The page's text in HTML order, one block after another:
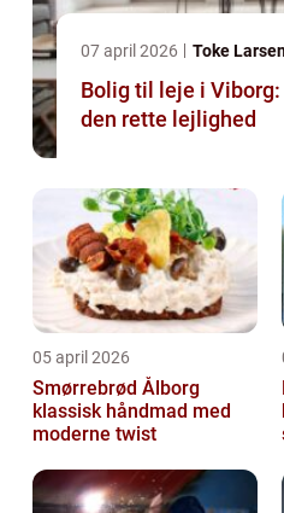
07 april 2026 Toke
Bolig til leje i
den rette lejlighed
05 april 2026
Smørrebrød Ålborg
klassisk håndmad med
moderne twist